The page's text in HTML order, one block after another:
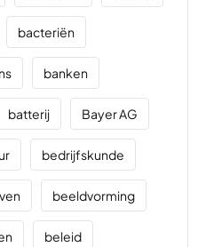
bacteriën
banken
batterij Bayer AG
bedrijfskunde
beeldvorming
beleid